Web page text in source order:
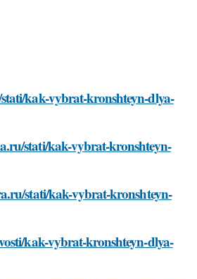
kak-vybrat-kronshteyn-dlya-
stati/kak-vybrat-kronshteyn-
stati/kak-vybrat-kronshteyn-
kak-vybrat-kronshteyn-dlya-